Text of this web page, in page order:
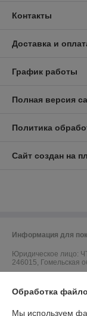
Контакты
Доставка и
График работы
Полная версия
Политика
Сайт создан на
Информация для
Юридическое лицо:
246015, Гомельская
Обработка
Мы используем